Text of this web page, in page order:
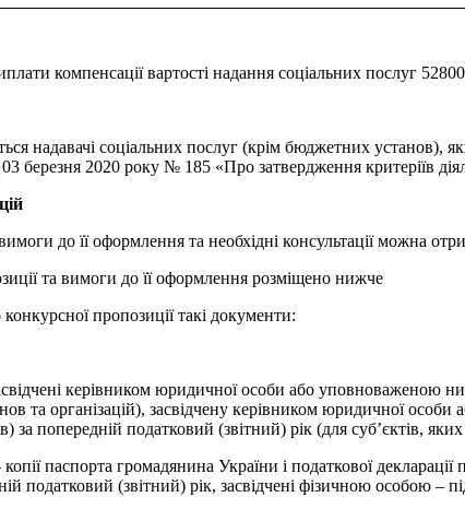
компенсації вартості надання соціальних послуг
надавачі соціальних послуг (крім бюджетних установ),
березня 2020 року № 185 «Про затвердження критеріїв
до її оформлення та необхідні консультації можна
та вимоги до її оформлення розміщено нижче
пропозиції такі документи:
керівником юридичної особи або уповноваженою
та організацій), засвідчену керівником юридичної
за попередній податковий (звітний) рік (для суб’єктів,
паспорта громадянина України і податкової
податковий (звітний) рік, засвідчені фізичною особою